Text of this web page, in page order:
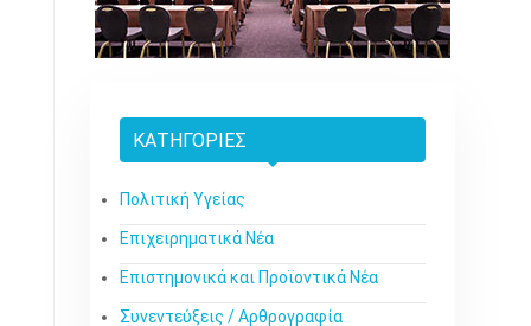
ΚΑΤΗΓΟΡΊΕΣ
Πολιτική Υγείας
Επιχειρηματικά Νέα
Επιστημονικά και Προϊοντικά Νέα
Συνεντεύξεις / Αρθρογραφία